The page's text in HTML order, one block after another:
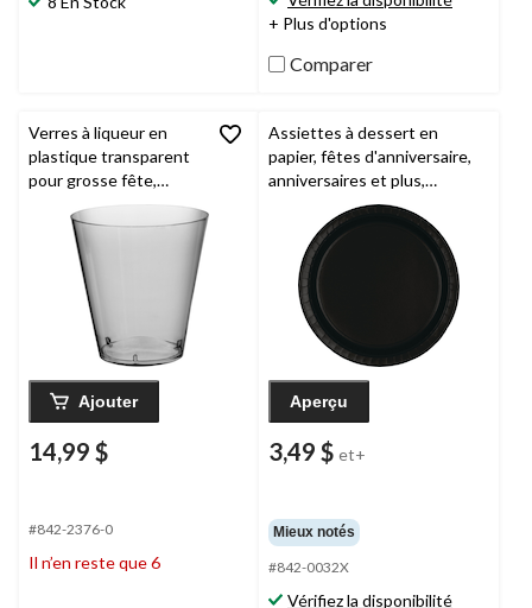
+ Plus d'options
Comparer
Verres à liqueur en
plastique transparent
pour grosse fête,
Ajouter
14,99 $
#842-2376-0
Il n’en reste que 6
Assiettes à dessert en
papier, fêtes d'anniversaire,
anniversaires et plus,
couleurs variées, 7 po, paq.
Aperçu
3,49 $ et+
Mieux notés
#842-0032X
Vérifiez la disponibilité